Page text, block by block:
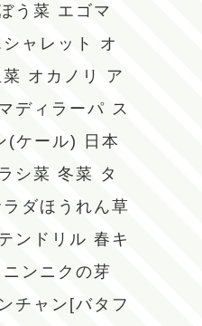
う菜 エゴマ
シャレット
オ
オカノリ
ア
ディラーパ ス
(ケール)
日本
シ菜 冬菜 タ
ラダほうれん草
ンドリル 春キ
ニンニクの芽
チャン[バタフ